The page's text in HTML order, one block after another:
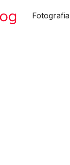
Fotografia